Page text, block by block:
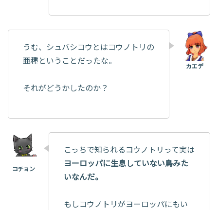
うむ、シュバシコウとはコウノトリの
亜種ということだったな。
それがどうかしたのか？
こっちで知られるコウノトリって実は
ヨーロッパに生息していない鳥みた
いなんだ。
もしコウノトリがヨーロッパにもい